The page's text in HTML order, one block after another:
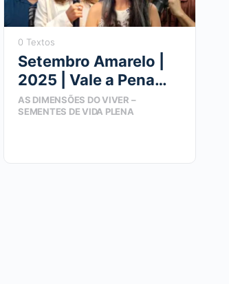
0 Textos
Setembro Amarelo |
2025 | Vale a Pena
Viver!
AS DIMENSÕES DO VIVER –
SEMENTES DE VIDA PLENA